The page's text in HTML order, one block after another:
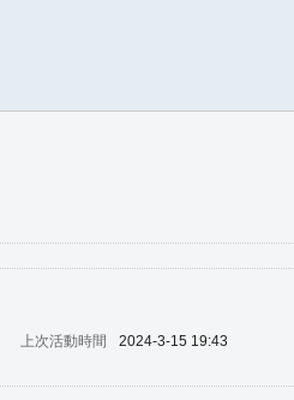
上次活動時間 2024-3-15 19:43